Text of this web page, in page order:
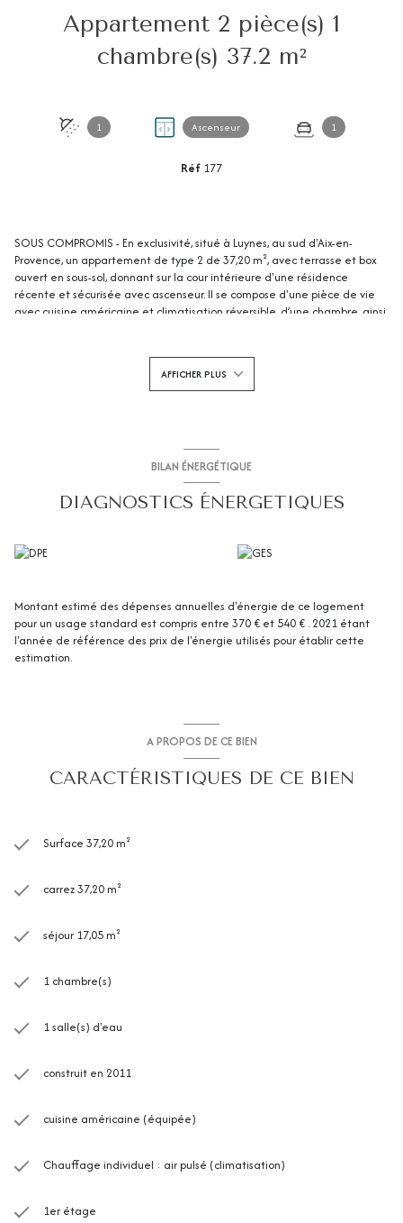
Appartement 2 pièce(s) 1
chambre(s) 37.2 m²
1 Ascenseur 1
Réf 177
SOUS COMPROMIS - En exclusivité, situé à Luynes, au sud d'Aix-en-
Provence, un appartement de type 2 de 37,20 m², avec terrasse et box
ouvert en sous-sol, donnant sur la cour intérieure d'une résidence
récente et sécurisée avec ascenseur. Il se compose d'une pièce de vie
avec cuisine américaine et climatisation réversible, d’une chambre, ainsi
pied. Actuellement loué jusqu'au 25/09/2025, avec un loyer de 950 €
dont 50 € de charges. Prix de vente : 220 000 € HAI.
Les informations sur les risques auxquels ce bien est exposé sont
AFFICHER PLUS
BILAN ÉNERGÉTIQUE
DIAGNOSTICS ÉNERGETIQUES
Montant estimé des dépenses annuelles d'énergie de ce logement
pour un usage standard est compris entre 370 € et 540 € . 2021 étant
l'année de référence des prix de l'énergie utilisés pour établir cette
estimation.
A PROPOS DE CE BIEN
CARACTÉRISTIQUES DE CE BIEN
Surface 37,20 m²
carrez 37,20 m²
séjour 17,05 m²
1 chambre(s)
1 salle(s) d'eau
construit en 2011
cuisine américaine (équipée)
Chauffage individuel : air pulsé (climatisation)
1er étage